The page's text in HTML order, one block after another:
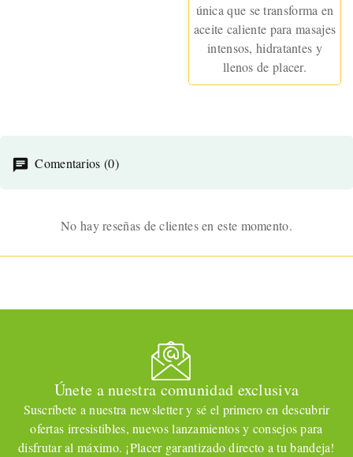
única que se transforma en
aceite caliente para masajes
intensos, hidratantes y
llenos de placer.
Comentarios (0)
No hay reseñas de clientes en este momento.
Únete a nuestra comunidad exclusiva
Suscríbete a nuestra newsletter y sé el primero en descubrir
ofertas irresistibles, nuevos lanzamientos y consejos para
disfrutar al máximo. ¡Placer garantizado directo a tu bandeja!